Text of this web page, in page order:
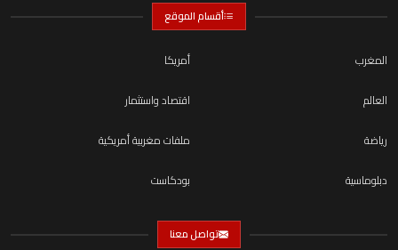
أقسام الموقع
المغرب
أمريكا
العالم
اقتصاد واستثمار
رياضة
ملفات مغربية أمريكية
دبلوماسية
بودكاست
تواصل معنا